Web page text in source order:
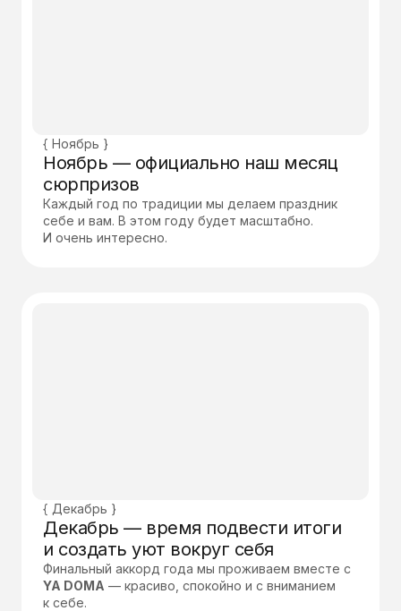
{ Ноябрь }
Ноябрь — официально наш месяц
сюрпризов
Каждый год по традиции мы делаем праздник
себе и вам. В этом году будет масштабно.
И очень интересно.
{ Декабрь }
Декабрь — время подвести итоги
и создать уют вокруг себя
Финальный аккорд года мы проживаем вместе с
YA DOMA — красиво, спокойно и с вниманием
к себе.